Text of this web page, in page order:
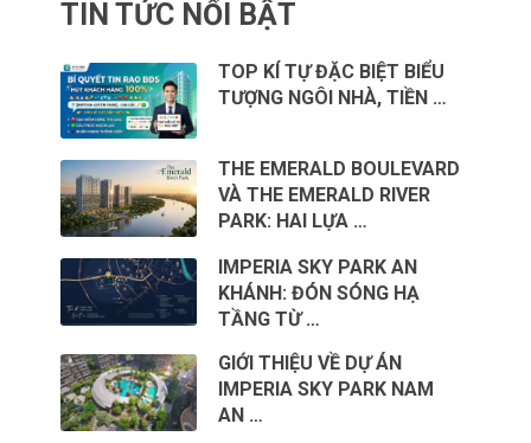
TIN TỨC NỔI BẬT
TOP KÍ TỰ ĐẶC BIỆT BIỂU
TƯỢNG NGÔI NHÀ, TIỀN …
THE EMERALD BOULEVARD
VÀ THE EMERALD RIVER
PARK: HAI LỰA …
IMPERIA SKY PARK AN
KHÁNH: ĐÓN SÓNG HẠ
TẦNG TỪ …
GIỚI THIỆU VỀ DỰ ÁN
IMPERIA SKY PARK NAM
AN …